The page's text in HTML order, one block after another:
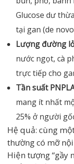
Glucose dư
tại gan (de
Lượng đường
nước ngọt, cà
trực tiếp cho
Tần suất
mang ít nhất
25% ở người
Hệ quả: cùng
thường có mỡ
Hiện tượng “gầy